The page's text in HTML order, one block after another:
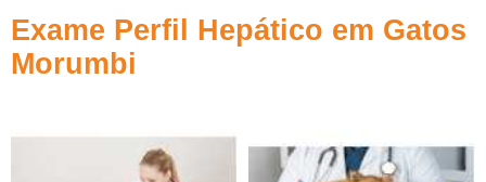
Exame Perfil Hepático em Gatos
Morumbi